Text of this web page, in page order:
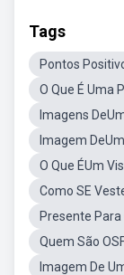
Tags
Pontos
O Que É Uma
Imagens
Imagem
O Que ÉUm
Como SE
Presente Para
Quem São
Imagem De